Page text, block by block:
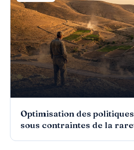
Optimisation des
sous contraintes de la